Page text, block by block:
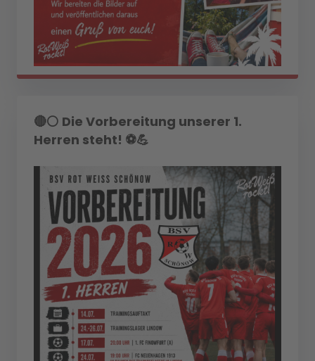
🔴⚪ Die Vorbereitung unserer 1.
Herren steht! ⚽💪